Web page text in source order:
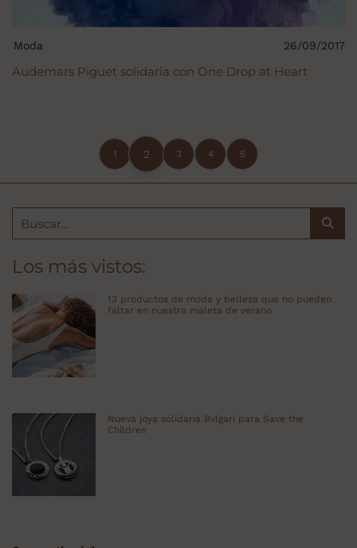
Audemars Piguet solidaria con One Drop at Heart
Moda 26/09/2017
1 2 3 4 5
Los más vistos:
13 productos de moda y belleza que no pueden
faltar en nuestra maleta de verano
Nueva joya solidaria Bvlgari para Save the
Children